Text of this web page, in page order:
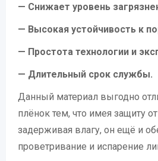
— Снижает уровень
— Высокая устойчивость к
— Простота технологии и
— Длительный срок службы.
Данный материал выгодно
плёнок тем, что имея защиту
задерживая влагу, он ещё и
проветривание и испарение